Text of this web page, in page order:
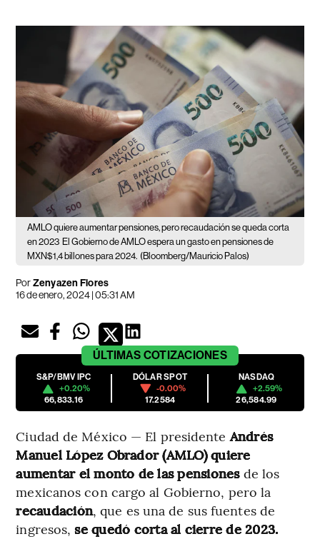
AMLO quiere aumentar pensiones, pero recaudación se queda corta
en 2023 El Gobierno de AMLO espera un gasto en pensiones de
MXN$1,4 billones para 2024. (Bloomberg/Mauricio Palos)
PorZenyazen Flores
16 de enero, 2024 | 05:31 AM
ÚLTIMAS COTIZACIONES
S&P/BMV IPC
+0.20%
66,833.16
DÓLAR SPOT
-0.00%
17.2584
NASDAQ
+2.59%
26,584.99
Ciudad de México — El presidenteAndrés
Manuel López Obrador (AMLO) quiere
aumentar el monto de las pensionesde los
mexicanos con cargo al Gobierno, pero la
recaudación, que es una de sus fuentes de
ingresos,se quedó corta al cierre de 2023.